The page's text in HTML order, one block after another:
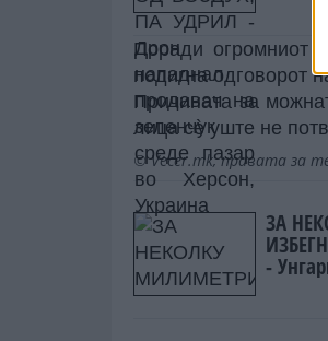
Поради огромниот
подигна одговорот
Причината за
лица сè уште не
© Vecer.mk, правата за
ЗА
-